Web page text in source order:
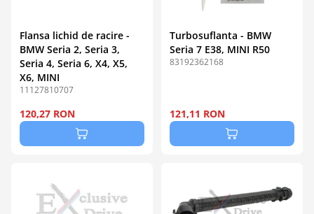
Flansa lichid de racire -
BMW Seria 2, Seria 3,
Seria 4, Seria 6, X4, X5,
X6, MINI
11127810707
120,27 RON
Turbosuflanta - BMW
Seria 7 E38, MINI R50
83192362168
121,11 RON